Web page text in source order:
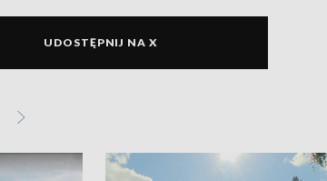
UDOSTĘPNIJ NA X